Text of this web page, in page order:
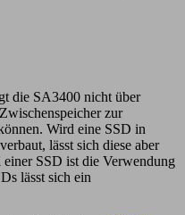
die SA3400 nicht über
zur
Wird eine SSD in
lässt sich diese aber
SSD ist die Verwendung
lässt sich ein